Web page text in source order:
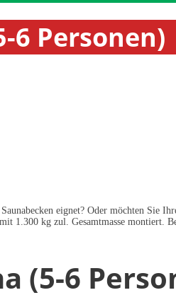
6 Personen)
eignet? Oder möchten Sie
1.300 kg zul. Gesamtmasse
(5-6